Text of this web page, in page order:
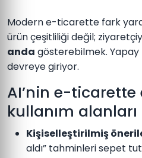
Modern e-ticarette fark
ürün çeşitliliği değil;
anda gösterebilmek.
devreye giriyor.
AI’nin e-ticarette
kullanım alanları
Kişiselleştirilmiş
aldı” tahminleri sepet